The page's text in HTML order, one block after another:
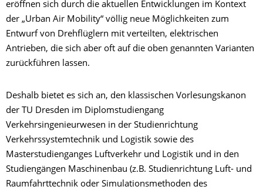
eröffnen sich durch die aktuellen Entwicklungen im Kontext
der „Urban Air Mobility“ völlig neue Möglichkeiten zum
Entwurf von Drehflüglern mit verteilten, elektrischen
Antrieben, die sich aber oft auf die oben genannten Varianten
zurückführen lassen.
Deshalb bietet es sich an, den klassischen Vorlesungskanon
der TU Dresden im Diplomstudiengang
Verkehrsingenieurwesen in der Studienrichtung
Verkehrssystemtechnik und Logistik sowie des
Masterstudienganges Luftverkehr und Logistik und in den
Studiengängen Maschinenbau (z.B. Studienrichtung Luft- und
Raumfahrttechnik oder Simulationsmethoden des